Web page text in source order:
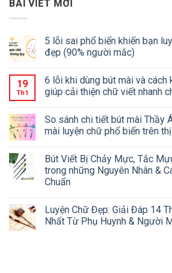
BÀI VIẾT MỚI
5 lỗi sai phổ biến khiến bạn
đẹp (90% người mắc)
19
Th1
6 lỗi khi dùng bút mài và cách
giúp cải thiện chữ viết nhanh
So sánh chi tiết bút mài Thầy
mài luyện chữ phổ biến trên
Bút Viết Bị Chảy Mực, Tắc
trong những Nguyên Nhân &
Chuẩn
Luyện Chữ Đẹp: Giải Đáp 14
Nhất Từ Phụ Huynh & Người